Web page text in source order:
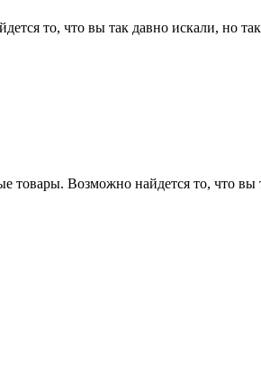
то, что вы так давно искали, но
товары. Возможно найдется то, что